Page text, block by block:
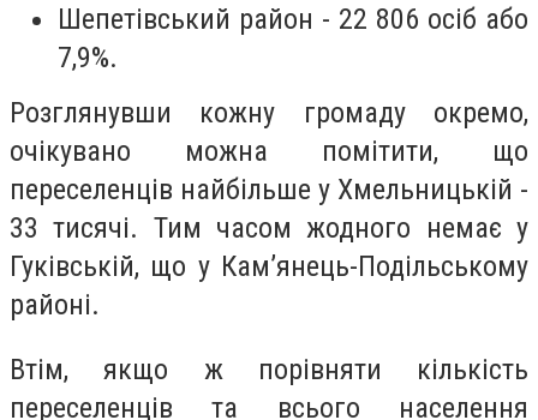
Шепетівський район - 22 806 осіб або
7,9%.
Розглянувши кожну громаду окремо,
очікувано можна помітити, що
переселенців найбільше у Хмельницькій -
33 тисячі. Тим часом жодного немає у
Гуківській, що у Кам’янець-Подільському
районі.
Втім, якщо ж порівняти кількість
переселенців та всього населення